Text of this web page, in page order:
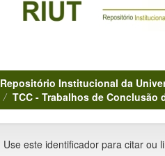
Repositório Institucional da
TCC - Trabalhos de Conclusão
Use este identificador para citar ou